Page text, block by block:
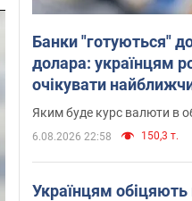
Банки "готуються"
долара: українцям
очікувати
Яким буде курс валюти в
6.08.2026 22:58 150,3 т.
Українцям обіцяють